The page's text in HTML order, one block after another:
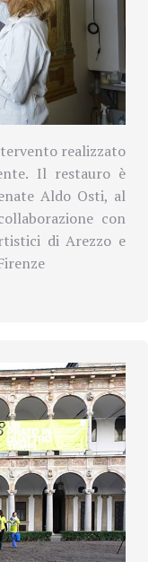
realizzato
Il restauro è
Aldo Osti, al
con
di Arezzo e